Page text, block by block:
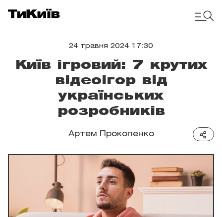
24 травня 2024 17:30
Київ ігровий: 7 крутих
відеоігор від
українських
розробників
Артем Прокопенко